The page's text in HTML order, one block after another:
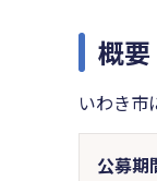
概要
いわき市
公募期